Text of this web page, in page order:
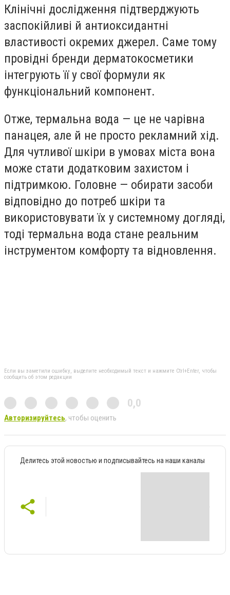
Клінічні дослідження підтверджують
заспокійливі й антиоксидантні
властивості окремих джерел. Саме тому
провідні бренди дерматокосметики
інтегрують її у свої формули як
функціональний компонент.
Отже, термальна вода — це не чарівна
панацея, але й не просто рекламний хід.
Для чутливої шкіри в умовах міста вона
може стати додатковим захистом і
підтримкою. Головне — обирати засоби
відповідно до потреб шкіри та
використовувати їх у системному догляді,
тоді термальна вода стане реальним
інструментом комфорту та відновлення.
Если вы заметили ошибку, выделите необходимый текст и нажмите Ctrl+Enter, чтобы
сообщить об этом редакции
0,0
Авторизируйтесь, чтобы оценить
Делитесь этой новостью и подписывайтесь на наши каналы